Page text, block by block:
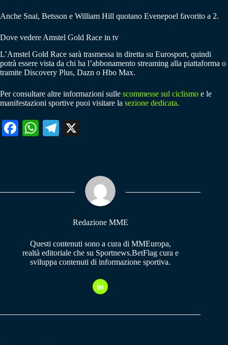
Anche Snai, Betsson e William Hill quotano Evenepoel favorito a 2.
Dove vedere Amstel Gold Race in tv
L’Amstel Gold Race sarà trasmessa in diretta su Eurosport, quindi
potrà essere vista da chi ha l’abbonamento streaming alla piattaforma o
tramite Discovery Plus, Dazn o Hbo Max.
Per consultare altre informazioni sulle scommesse sul ciclismo e le
manifestazioni sportive puoi visitare la sezione dedicata.
Fa W
pp
Te
m
Redazione MME
Questi contenuti sono a cura di MMEuropa,
realtà editoriale che su Sportnews.BetFlag cura e
sviluppa contenuti di informazione sportiva.